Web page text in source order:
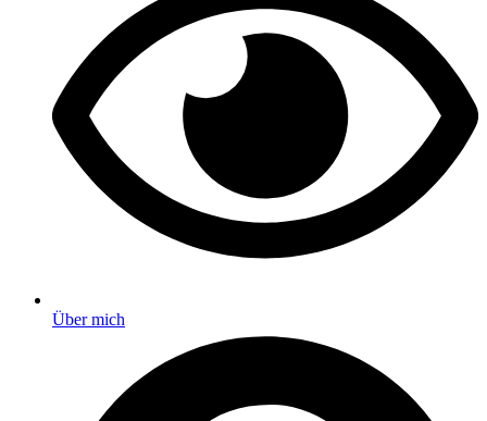
Über mich